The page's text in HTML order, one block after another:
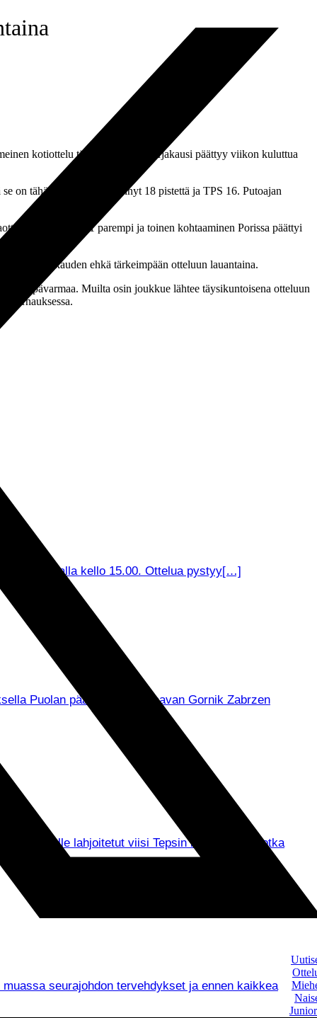
kotiottelu tällä kaudella ja sarjakausi päättyy viikon kuluttua
on tähän mennessä kerännyt 18 pistettä ja TPS 16. Putoajan
TPS oli 2-1 parempi ja toinen kohtaaminen Porissa päättyi
kauden ehkä tärkeimpään otteluun lauantaina.
epävarmaa. Muilta osin joukkue lähtee täysikuntoisena otteluun
Areenalla kello 15.00. Ottelua pystyy[…]
Puolan pääsarjassa pelaavan Gornik Zabrzen
ry:lle lahjoitetut viisi Tepsin kausikorttia, jotka
seurajohdon tervehdykset ja ennen kaikkea